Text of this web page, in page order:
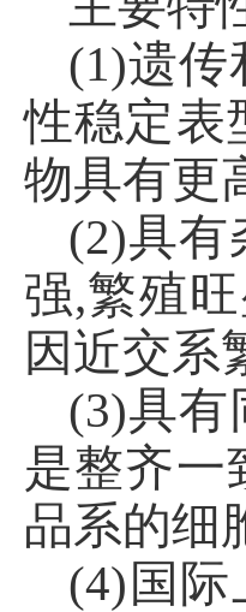
(1)遗传
性稳定表
物具有更
(2)具有
强,繁殖
因近交系
(3)具有
是整齐一
品系的细
(4)国际